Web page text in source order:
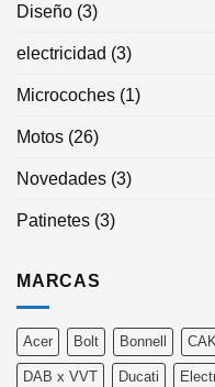
Diseño (3)
electricidad (3)
Microcoches (1)
Motos (26)
Novedades (3)
Patinetes (3)
MARCAS
Acer Bolt Bonnell
DAB x VVT Ducati